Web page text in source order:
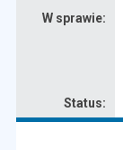
W sprawie:
Status: